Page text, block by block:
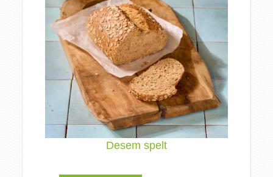
Desem spelt